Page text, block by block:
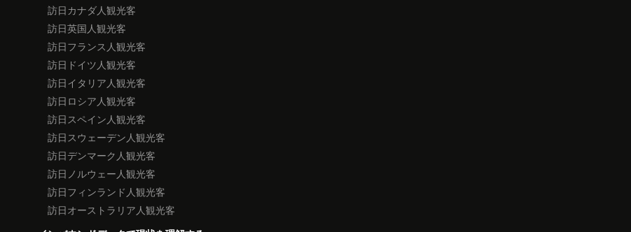
訪日カナダ人観光客
訪日英国人観光客
訪日フランス人観光客
訪日ドイツ人観光客
訪日イタリア人観光客
訪日ロシア人観光客
訪日スペイン人観光客
訪日スウェーデン人観光客
訪日デンマーク人観光客
訪日ノルウェー人観光客
訪日フィンランド人観光客
訪日オーストラリア人観光客